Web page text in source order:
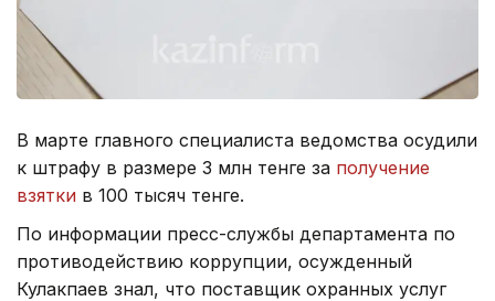
В марте главного специалиста ведомства осудили
к штрафу в размере 3 млн тенге за получение
взятки в 100 тысяч тенге.
По информации пресс-службы департамента по
противодействию коррупции, осужденный
Кулакпаев знал, что поставщик охранных услуг